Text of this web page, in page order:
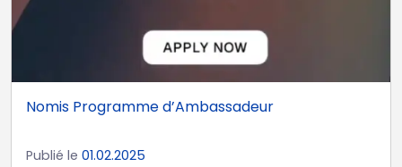
Nomis Programme d’Ambassadeur
Publié le 01.02.2025